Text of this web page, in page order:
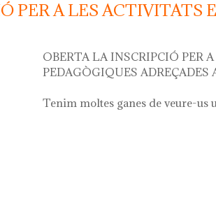
PER A LES ACTIVITATS
OBERTA LA INSCRIPCIÓ PER
PEDAGÒGIQUES ADREÇADES
Tenim moltes ganes de veure-us
per a les activitats escolars